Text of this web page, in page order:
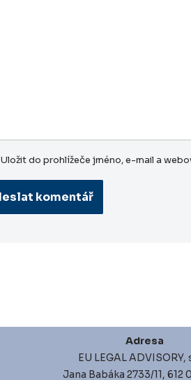
Uložit do prohlížeče jméno, e-mail a
Adresa
EU LEGAL ADVISORY,
Jana Babáka 2733/11, 612